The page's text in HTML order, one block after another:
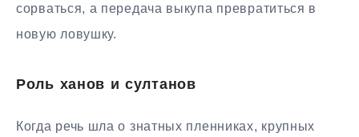
сорваться, а передача выкупа превратиться в
новую ловушку.
Роль ханов и султанов
Когда речь шла о знатных пленниках, крупных